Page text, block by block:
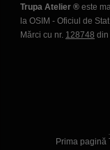
Trupa Atelier ® este
la OSIM - Oficiul de
Mărci cu nr. 128748 din
Prima pagină